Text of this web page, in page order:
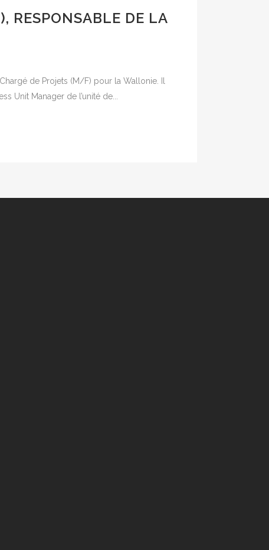
RESPONSABLE DE LA
de Projets (M/F) pour la Wallonie. Il
Unit Manager de l’unité de...